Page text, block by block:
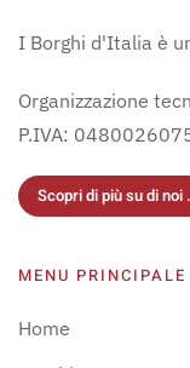
I Borghi d'Italia è
Organizzazione
P.IVA:
Scopri di più su di noi
MENU PRINCIPALE
Home